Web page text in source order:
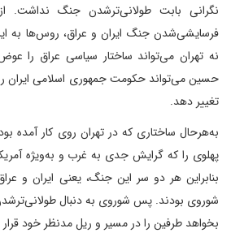
نگرانی بابت طولانی‌ترشدن جنگ نداشت.
فرسایشی‌شدن جنگ ایران و عراق، روس‌ها به
نه تهران می‌تواند ساختار سیاسی عراق را
حسین می‌تواند حکومت جمهوری اسلامی ایران
تغییر دهد.
به‌هر‌حال ساختاری که در تهران روی کار آمده
پهلوی را که گرایش جدی به غرب و به‌ویژه
بنابراین هر دو سر این جنگ، یعنی ایران و
شوروی بودند. پس شوروی به دنبال
بخواهد طرفین را در مسیر و ریل مدنظر خود قرار